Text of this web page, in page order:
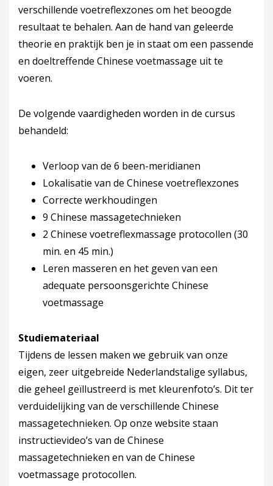
verschillende voetreflexzones om het beoogde
resultaat te behalen. Aan de hand van geleerde
theorie en praktijk ben je in staat om een passende
en doeltreffende Chinese voetmassage uit te
voeren.
De volgende vaardigheden worden in de cursus
behandeld:
Verloop van de 6 been-meridianen
Lokalisatie van de Chinese voetreflexzones
Correcte werkhoudingen
9 Chinese massagetechnieken
2 Chinese voetreflexmassage protocollen (30
min. en 45 min.)
Leren masseren en het geven van een
adequate persoonsgerichte Chinese
voetmassage
Studiemateriaal
Tijdens de lessen maken we gebruik van onze
eigen, zeer uitgebreide Nederlandstalige syllabus,
die geheel geïllustreerd is met kleurenfoto’s. Dit ter
verduidelijking van de verschillende Chinese
massagetechnieken. Op onze website staan
instructievideo’s van de Chinese
massagetechnieken en van de Chinese
voetmassage protocollen.